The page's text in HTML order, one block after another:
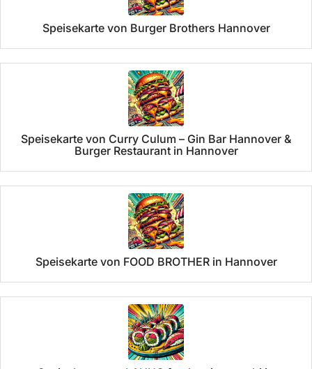
Speisekarte von Burger Brothers Hannover
Speisekarte von Curry Culum – Gin Bar Hannover &
Burger Restaurant in Hannover
Speisekarte von FOOD BROTHER in Hannover